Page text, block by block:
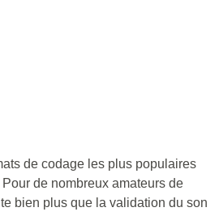
de codage les plus populaires
de nombreux amateurs de
bien plus que la validation du son